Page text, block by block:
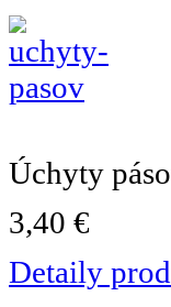
Úchyty
3,40 €
Detaily